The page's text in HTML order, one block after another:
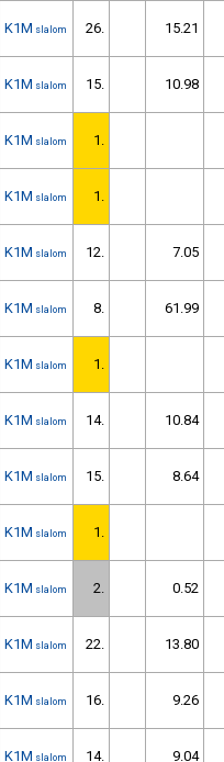
K1M slalom 26. 15.21
K1M slalom 15. 10.98
K1M slalom 1.
K1M slalom 1.
K1M slalom 12. 7.05
K1M slalom 8. 61.99
K1M slalom 1.
K1M slalom 14. 10.84
K1M slalom 15. 8.64
K1M slalom 1.
K1M slalom 2. 0.52
K1M slalom 22. 13.80
K1M slalom 16. 9.26
K1M slalom 14. 9.04